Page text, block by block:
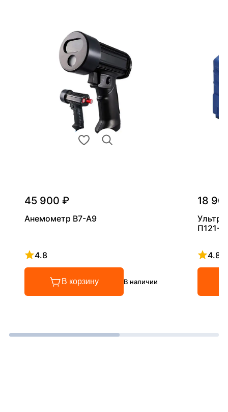
45 900 ₽
Анемометр В7-А9
4.8
Рейтинг 4.8 из 5
В корзину В наличии
18
П121-
4.8